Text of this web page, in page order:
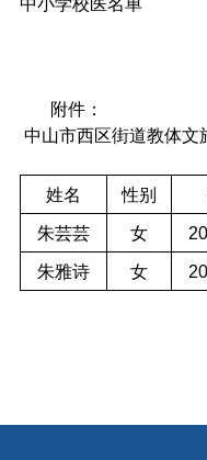
附件：
中山市西区街道教体文
姓名
性别
朱芸芸
女
朱雅诗
女